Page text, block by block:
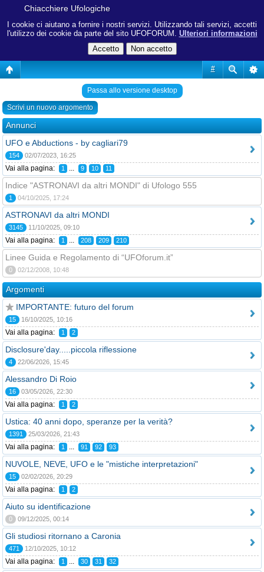
I cookie ci aiutano a fornire i nostri servizi. Utilizzando tali servizi, accetti
l'utilizzo dei cookie da parte del sito UFOFORUM. Ulteriori informazioni
#
Chiacchiere Ufologiche
Passa allo versione desktop
Scrivi un nuovo argomento
Annunci
UFO e Abductions - by cagliari79
154 02/07/2023, 16:25
Vai alla pagina: 1 ... 9 10 11
Indice "ASTRONAVI da altri MONDI" di Ufologo 555
1 04/10/2025, 17:24
ASTRONAVI da altri MONDI
3145 11/10/2025, 09:10
Vai alla pagina: 1 ... 208 209 210
Linee Guida e Regolamento di “UFOforum.it”
0 02/12/2008, 10:48
Argomenti
IMPORTANTE: futuro del forum
15 16/10/2025, 10:16
Vai alla pagina: 1 2
Disclosure'day.....piccola riflessione
4 22/06/2026, 15:45
Alessandro Di Roio
16 03/05/2026, 22:30
Vai alla pagina: 1 2
Ustica: 40 anni dopo, speranze per la verità?
1391 25/03/2026, 21:43
Vai alla pagina: 1 ... 91 92 93
NUVOLE, NEVE, UFO e le "mistiche interpretazioni"
15 02/02/2026, 20:29
Vai alla pagina: 1 2
Aiuto su identificazione
0 09/12/2025, 00:14
Gli studiosi ritornano a Caronia
471 12/10/2025, 10:12
Vai alla pagina: 1 ... 30 31 32